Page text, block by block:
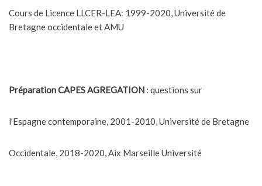
Cours de Licence LLCER-LEA: 1999-2020, Université de
Bretagne occidentale et AMU
Préparation CAPES AGREGATION : questions sur
l’Espagne contemporaine, 2001-2010, Université de Bretagne
Occidentale, 2018-2020, Aix Marseille Université